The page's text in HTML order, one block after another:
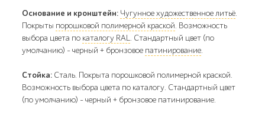
Основание и кронштейн: Чугунное художественное литьё.
Покрыты порошковой полимерной краской. Возможность
выбора цвета по каталогу RAL. Стандартный цвет (по
умолчанию) - черный + бронзовое патинирование.
Стойка: Сталь. Покрыта порошковой полимерной краской.
Возможность выбора цвета по каталогу. Стандартный цвет
(по умолчанию) - черный + бронзовое патинирование.